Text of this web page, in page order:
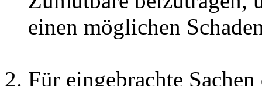
einen möglichen
Für eingebrachte